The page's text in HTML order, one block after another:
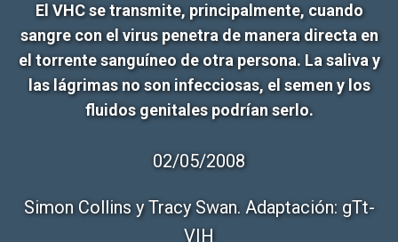
El VHC se transmite, principalmente, cuando
sangre con el virus penetra de manera directa en
el torrente sanguíneo de otra persona. La saliva y
las lágrimas no son infecciosas, el semen y los
fluidos genitales podrían serlo.
02/05/2008
Simon Collins y Tracy Swan. Adaptación: gTt-
VIH